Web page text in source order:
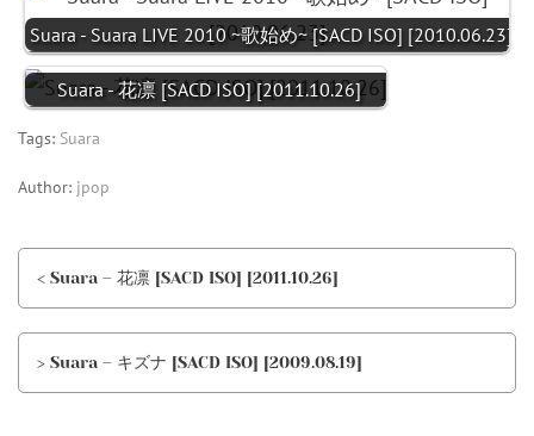
Suara - Suara LIVE 2010 ~歌始め~ [SACD ISO] [2010.06.23]
Suara - 花凛 [SACD ISO] [2011.10.26]
Tags: Suara
Author: jpop
< Suara – 花凛 [SACD ISO] [2011.10.26]
> Suara – キズナ [SACD ISO] [2009.08.19]